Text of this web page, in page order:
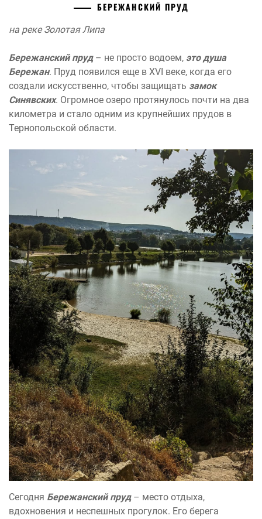
БЕРЕЖАНСКИЙ ПРУД
на реке Золотая Липа
Бережанский пруд– не просто водоем, это душа
Бережан. Пруд появился еще в XVI веке, когда его
создали искусственно, чтобы защищать замок
Синявских. Огромное озеро протянулось почти на два
километра и стало одним из крупнейших прудов в
Тернопольской области.
Сегодня Бережанский пруд– место отдыха,
вдохновения и неспешных прогулок. Его берега